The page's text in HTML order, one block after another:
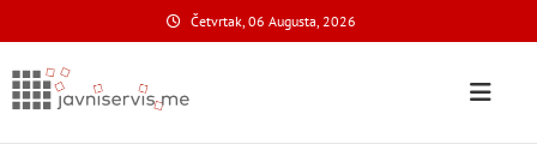
to
content
Četvrtak, 06 Augusta, 2026
Javni Servis